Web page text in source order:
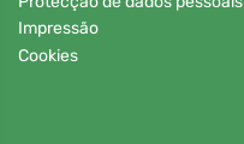
Impressão
Cookies